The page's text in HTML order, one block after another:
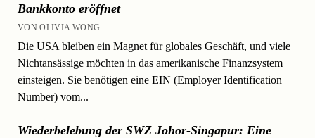
Bankkonto eröffnet
VON OLIVIA WONG
Die USA bleiben ein Magnet für globales Geschäft, und viele
Nichtansässige möchten in das amerikanische Finanzsystem
einsteigen. Sie benötigen eine EIN (Employer Identification
Number) vom...
Wiederbelebung der SWZ Johor-Singapur: Eine